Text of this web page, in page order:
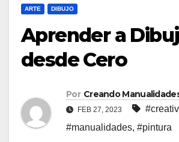
ARTE DIBUJO
Aprender a
desde Cero
Por Creando
FEB 27, 2023
#manualidades, #pintura